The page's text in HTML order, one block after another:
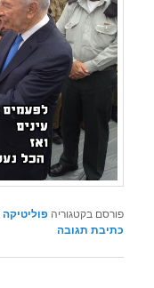
פורסם בקטגוריה פוליטיקה
כתיבת תגובה